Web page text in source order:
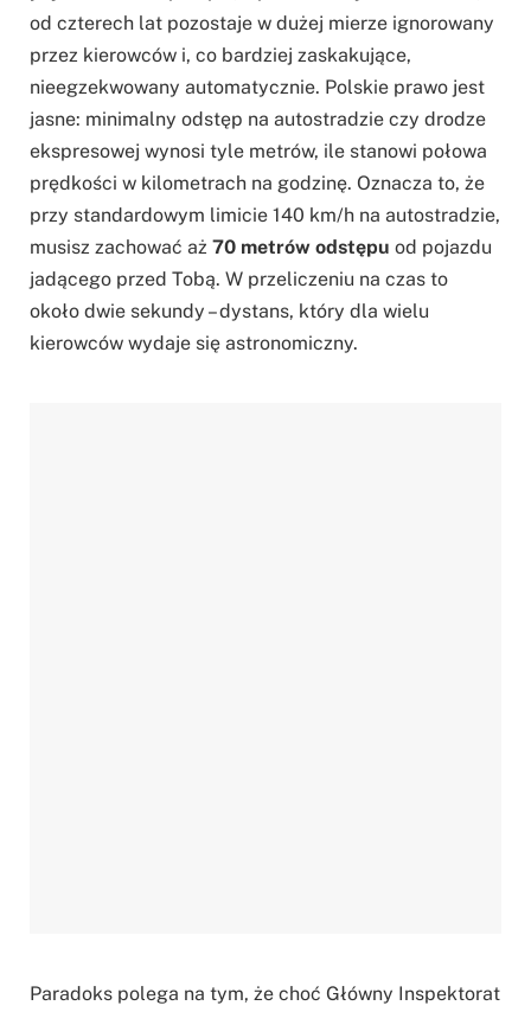
od czterech lat pozostaje w dużej mierze ignorowany
przez kierowców i, co bardziej zaskakujące,
nieegzekwowany automatycznie. Polskie prawo jest
jasne: minimalny odstęp na autostradzie czy drodze
ekspresowej wynosi tyle metrów, ile stanowi połowa
prędkości w kilometrach na godzinę. Oznacza to, że
przy standardowym limicie 140 km/h na autostradzie,
musisz zachować aż 70 metrów odstępu od pojazdu
jadącego przed Tobą. W przeliczeniu na czas to
około dwie sekundy – dystans, który dla wielu
kierowców wydaje się astronomiczny.
Paradoks polega na tym, że choć Główny Inspektorat